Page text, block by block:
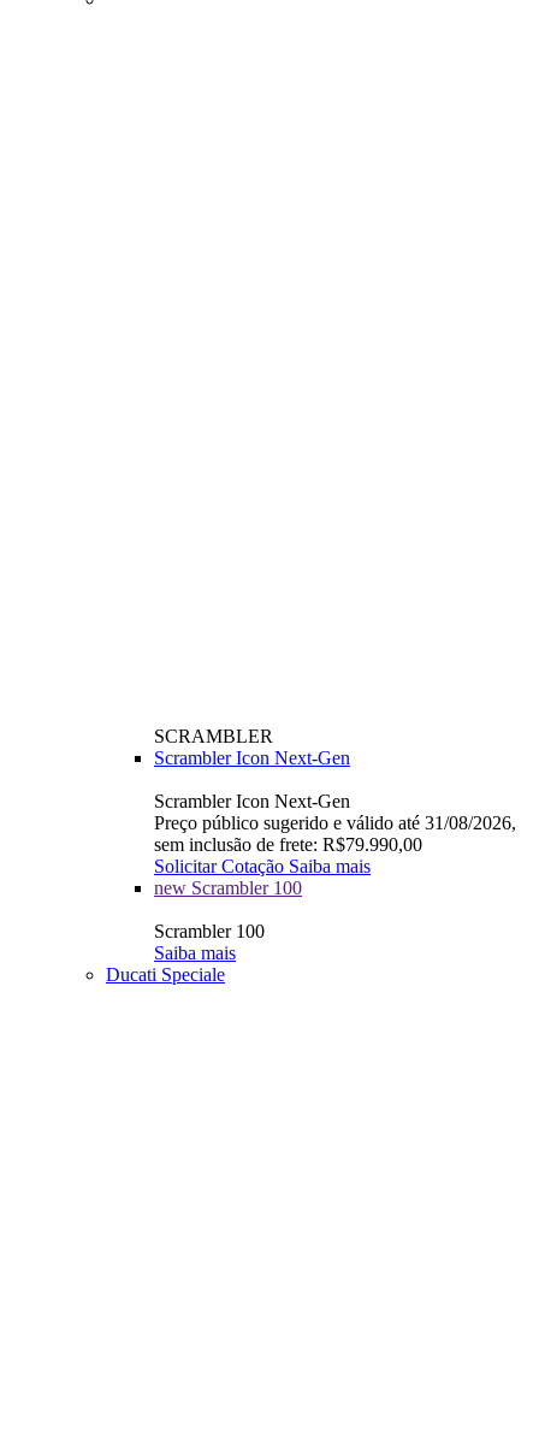
SCRAMBLER
Scrambler Icon Next-Gen
Scrambler Icon Next-Gen
Preço público sugerido e válido até 31/08/2026,
sem inclusão de frete: R$79.990,00
Solicitar Cotação Saiba mais
new Scrambler 100
Scrambler 100
Saiba mais
Ducati Speciale